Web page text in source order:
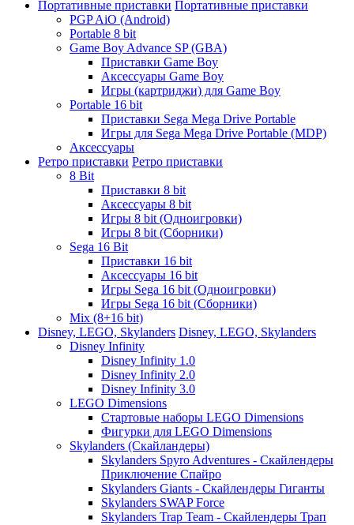
Портативные приставки Портативные приставки
PGP AiO (Android)
Portable 8 bit
Game Boy Advance SP (GBA)
Приставки Game Boy
Аксессуары Game Boy
Игры (картриджи) для Game Boy
Portable 16 bit
Приставки Sega Mega Drive Portable
Игры для Sega Mega Drive Portable (MDP)
Аксессуары
Ретро приставки Ретро приставки
8 Bit
Приставки 8 bit
Аксессуары 8 bit
Игры 8 bit (Одноигровки)
Игры 8 bit (Сборники)
Sega 16 Bit
Приставки 16 bit
Аксессуары 16 bit
Игры Sega 16 bit (Одноигровки)
Игры Sega 16 bit (Сборники)
Mix (8+16 bit)
Disney, LEGO, Skylanders Disney, LEGO, Skylanders
Disney Infinity
Disney Infinity 1.0
Disney Infinity 2.0
Disney Infinity 3.0
LEGO Dimensions
Стартовые наборы LEGO Dimensions
Фигурки для LEGO Dimensions
Skylanders (Скайландеры)
Skylanders Spyro Adventures - Скайлендеры
Приключение Спайро
Skylanders Giants - Скайлендеры Гиганты
Skylanders SWAP Force
Skylanders Trap Team - Скайлендеры Трап